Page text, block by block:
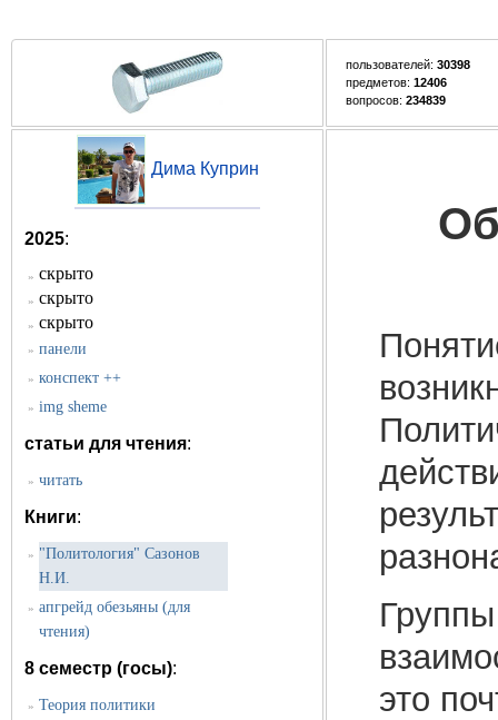
пользователей: 30398
предметов: 12406
вопросов: 234839
Дима Куприн
2025:
» скрыто
» скрыто
» скрыто
» панели
» конспект ++
» img sheme
статьи для чтения:
» читать
Книги:
» "Политология" Сазонов
Н.И.
» апгрейд обезьяны (для
чтения)
8 семестр (госы):
» Теория политики
это